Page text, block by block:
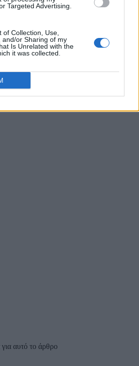
Targeted Advertising.
of Collection, Use,
and/or Sharing of my
Is Unrelated with the
it was collected.
για αυτό το άρθρο